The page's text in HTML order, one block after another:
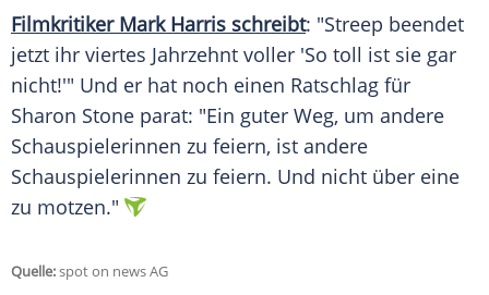
Filmkritiker Mark Harris schreibt: "Streep beendet
jetzt ihr viertes Jahrzehnt voller 'So toll ist sie gar
nicht!'" Und er hat noch einen Ratschlag für
Sharon Stone parat: "Ein guter Weg, um andere
Schauspielerinnen zu feiern, ist andere
Schauspielerinnen zu feiern. Und nicht über eine
zu motzen."
Quelle:spot on news AG